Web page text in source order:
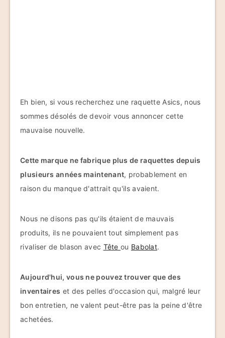
Eh bien, si vous recherchez une raquette Asics, nous
sommes désolés de devoir vous annoncer cette
mauvaise nouvelle.
Cette marque ne fabrique plus de raquettes depuis
plusieurs années maintenant, probablement en
raison du manque d'attrait qu'ils avaient.
Nous ne disons pas qu'ils étaient de mauvais
produits, ils ne pouvaient tout simplement pas
rivaliser de blason avec Têteou Babolat.
Aujourd'hui, vous ne pouvez trouver que des
inventaires et des pelles d'occasion qui, malgré leur
bon entretien, ne valent peut-être pas la peine d'être
achetées.